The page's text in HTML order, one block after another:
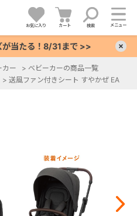
お気に入り カート 検索 メニュー
が当たる！8/31まで >>
カー > ベビーカーの商品一覧
> 送風ファン付きシート すやかぜ EA